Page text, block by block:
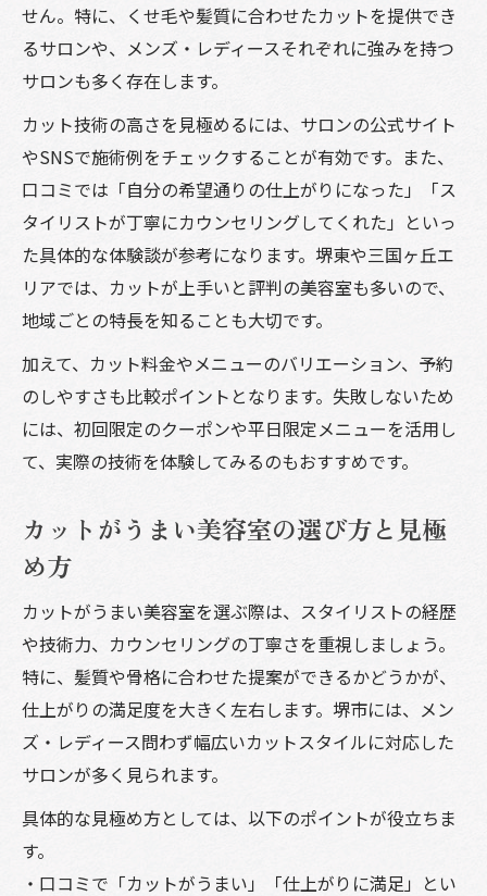
せん。特に、くせ毛や髪質に合わせたカットを提供でき
るサロンや、メンズ・レディースそれぞれに強みを持つ
サロンも多く存在します。
カット技術の高さを見極めるには、サロンの公式サイト
やSNSで施術例をチェックすることが有効です。また、
口コミでは「自分の希望通りの仕上がりになった」「ス
タイリストが丁寧にカウンセリングしてくれた」といっ
た具体的な体験談が参考になります。堺東や三国ヶ丘エ
リアでは、カットが上手いと評判の美容室も多いので、
地域ごとの特長を知ることも大切です。
加えて、カット料金やメニューのバリエーション、予約
のしやすさも比較ポイントとなります。失敗しないため
には、初回限定のクーポンや平日限定メニューを活用し
て、実際の技術を体験してみるのもおすすめです。
カットがうまい美容室の選び方と見極
め方
カットがうまい美容室を選ぶ際は、スタイリストの経歴
や技術力、カウンセリングの丁寧さを重視しましょう。
特に、髪質や骨格に合わせた提案ができるかどうかが、
仕上がりの満足度を大きく左右します。堺市には、メン
ズ・レディース問わず幅広いカットスタイルに対応した
サロンが多く見られます。
具体的な見極め方としては、以下のポイントが役立ちま
す。
・口コミで「カットがうまい」「仕上がりに満足」とい